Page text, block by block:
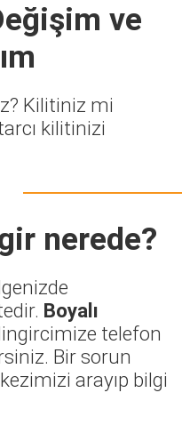
ve
Kilitiniz mi
kilitinizi
nerede?
Boyalı
telefon
Bir sorun
arayıp bilgi